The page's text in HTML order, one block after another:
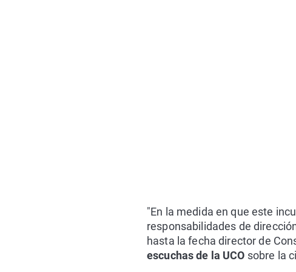
"En la medida en que este
responsabilidades de
hasta la fecha director de
escuchas de la UCO sobre la